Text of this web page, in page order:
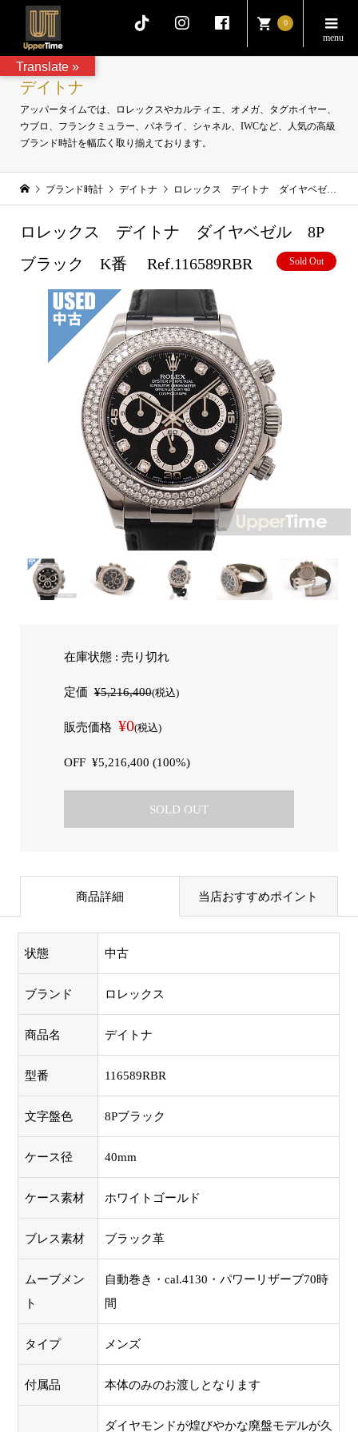
0
デイトナ
アッパータイムでは、ロレックスやカルティエ、オメガ、タグホイヤー、
ウブロ、フランクミュラー、パネライ、シャネル、IWCなど、人気の高級
ブランド時計を幅広く取り揃えております。
ブランド時計 デイトナ ロレックス デイトナ ダイヤベゼル 8Pブラック K番 Ref.116589RBR
ロレックス デイトナ ダイヤベゼル 8P
ブラック K番 Ref.116589RBR
Sold Out
在庫状態 : 売り切れ
定価¥5,216,400(税込)
販売価格 ¥0(税込)
OFF ¥5,216,400 (100%)
SOLD OUT
商品詳細 当店おすすめポイント
状態 中古
ブランド ロレックス
商品名 デイトナ
型番 116589RBR
文字盤色 8Pブラック
ケース径 40mm
ケース素材 ホワイトゴールド
ブレス素材 ブラック革
ムーブメン
ト
自動巻き・cal.4130・パワーリザーブ70時
間
タイプ メンズ
付属品 本体のみのお渡しとなります
ダイヤモンドが煌びやかな廃盤モデルが久
Translate »